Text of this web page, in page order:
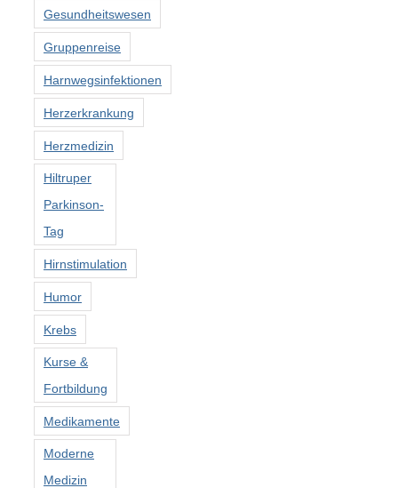
Gesundheitswesen
Gruppenreise
Harnwegsinfektionen
Herzerkrankung
Herzmedizin
Hiltruper
Parkinson-
Tag
Hirnstimulation
Humor
Krebs
Kurse &
Fortbildung
Medikamente
Moderne
Medizin